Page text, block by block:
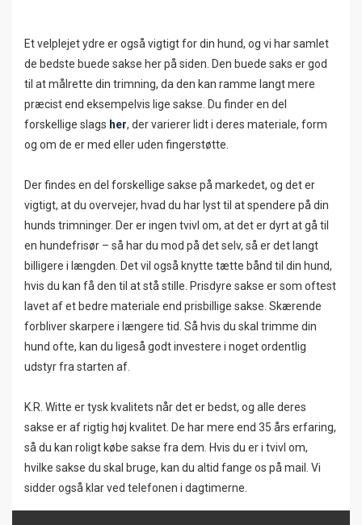
Et velplejet ydre er også vigtigt for din hund, og vi har samlet
de bedste buede sakse her på siden. Den buede saks er god
til at målrette din trimning, da den kan ramme langt mere
præcist end eksempelvis lige sakse. Du finder en del
forskellige slags her, der varierer lidt i deres materiale, form
og om de er med eller uden fingerstøtte.
Der findes en del forskellige sakse på markedet, og det er
vigtigt, at du overvejer, hvad du har lyst til at spendere på din
hunds trimninger. Der er ingen tvivl om, at det er dyrt at gå til
en hundefrisør – så har du mod på det selv, så er det langt
billigere i længden. Det vil også knytte tætte bånd til din hund,
hvis du kan få den til at stå stille. Prisdyre sakse er som oftest
lavet af et bedre materiale end prisbillige sakse. Skærende
forbliver skarpere i længere tid. Så hvis du skal trimme din
hund ofte, kan du ligeså godt investere i noget ordentlig
udstyr fra starten af.
K.R. Witte er tysk kvalitets når det er bedst, og alle deres
sakse er af rigtig høj kvalitet. De har mere end 35 års erfaring,
så du kan roligt købe sakse fra dem. Hvis du er i tvivl om,
hvilke sakse du skal bruge, kan du altid fange os på mail. Vi
sidder også klar ved telefonen i dagtimerne.